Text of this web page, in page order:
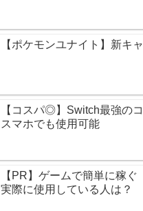
【ポケモンユナイト】新キ
【コスパ◎】Switch最強の
スマホでも使用可能
【PR】ゲームで簡単に稼
実際に使用している人は？